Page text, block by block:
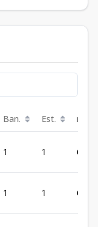
Ban. Est. m²
1 1 60
1 1 60